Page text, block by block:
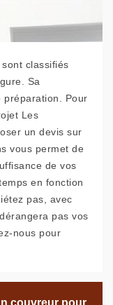
classifiés
Sa
préparation. Pour
Les
un devis sur
vous permet de
de vos
en fonction
pas, avec
pas vos
nous pour